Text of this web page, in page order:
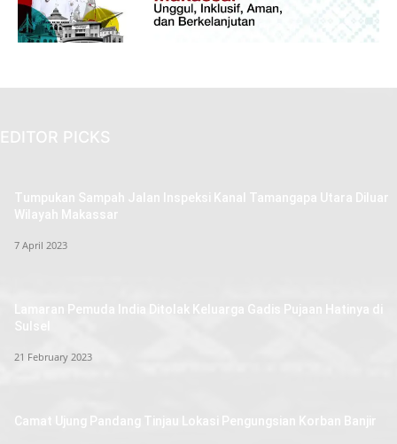
EDITOR PICKS
Tumpukan Sampah Jalan Inspeksi Kanal Tamangapa Utara Diluar
Wilayah Makassar
7 April 2023
Lamaran Pemuda India Ditolak Keluarga Gadis Pujaan Hatinya di
Sulsel
21 February 2023
Camat Ujung Pandang Tinjau Lokasi Pengungsian Korban Banjir